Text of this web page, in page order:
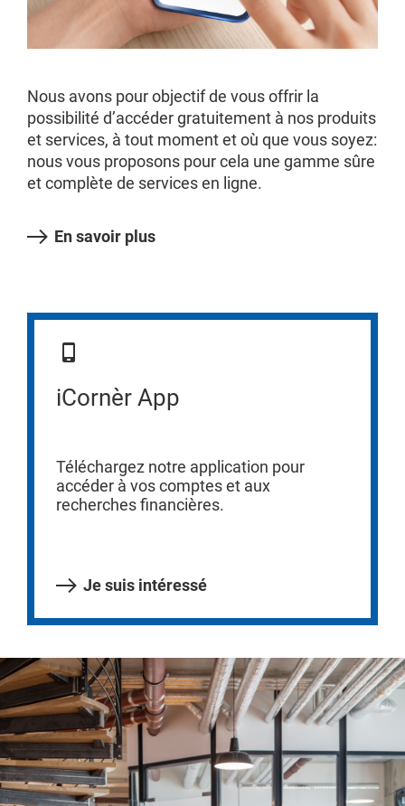
Nous avons pour objectif de vous offrir la
possibilité d’accéder gratuitement à nos produits
et services, à tout moment et où que vous soyez:
nous vous proposons pour cela une gamme sûre
et complète de services en ligne.
En savoir plus
iCornèr App
Téléchargez notre application pour
accéder à vos comptes et aux
recherches financières.
Je suis intéressé